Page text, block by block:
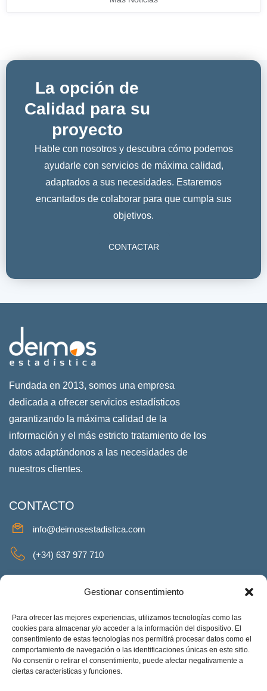
Gestionar consentimiento
Para ofrecer las mejores experiencias, utilizamos tecnologías como las
cookies para almacenar y/o acceder a la información del dispositivo. El
consentimiento de estas tecnologías nos permitirá procesar datos como el
comportamiento de navegación o las identificaciones únicas en este sitio.
No consentir o retirar el consentimiento, puede afectar negativamente a
ciertas características y funciones.
La opción de
Calidad para su
proyecto
Hable con nosotros y descubra cómo podemos
ayudarle con servicios de máxima calidad,
adaptados a sus necesidades. Estaremos
encantados de colaborar para que cumpla sus
objetivos.
CONTACTAR
Fundada en 2013, somos una empresa
dedicada a ofrecer servicios estadísticos
garantizando la máxima calidad de la
información y el más estricto tratamiento de los
datos adaptándonos a las necesidades de
nuestros clientes.
CONTACTO
info@deimosestadistica.com
(+34) 637 977 710
REDES SOCIALES
Facebook Twitter Linkeding Instagram